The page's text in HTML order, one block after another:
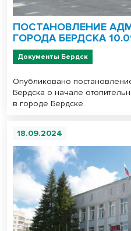
ПОСТАНОВЛЕНИЕ
ГОРОДА БЕРДСКА
Документы Бердск
Опубликовано
Бердска о начале
в городе Бердске.
18.09.2024